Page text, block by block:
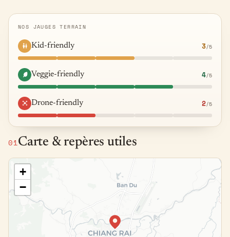
NOS JAUGES TERRAIN
Kid-friendly 3/5
Veggie-friendly 4/5
Drone-friendly 2/5
01Carte & repères utiles
+
−